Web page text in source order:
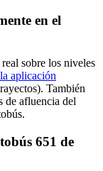
en el
sobre los niveles
aplicación
También
de afluencia del
651 de